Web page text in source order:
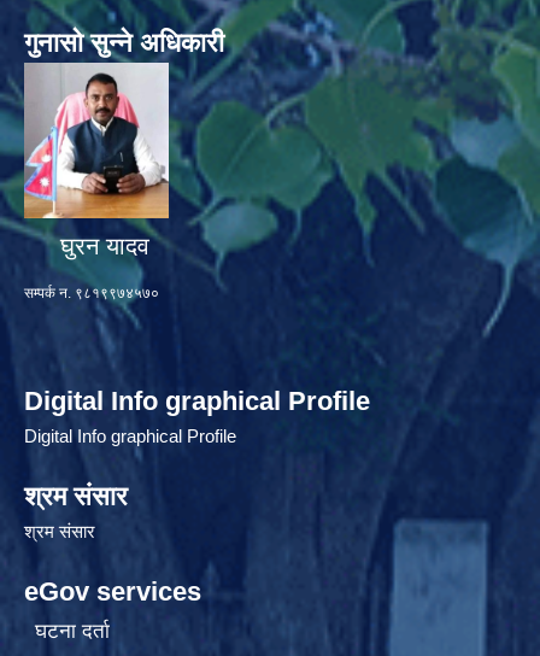
गुनासो सुन्ने अधिकारी
घुरन यादव
सम्पर्क न. ९८१९९७४५७०
Digital Info graphical Profile
Digital Info graphical Profile
श्रम संसार
श्रम संसार
eGov services
घटना दर्ता